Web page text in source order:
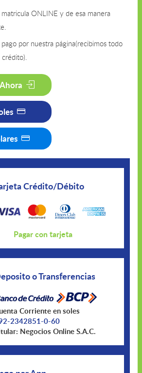
ONLINE y de esa manera
por nuestra página(recibimos todo
Crédito/Débito
Pagar con tarjeta
o Transferencias
Corriente en soles
2342851-0-60
Negocios Online S.A.C.